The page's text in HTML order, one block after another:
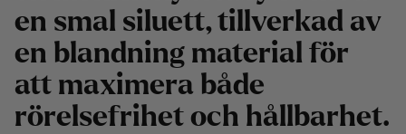
en smal siluett, tillverkad av
en blandning material för
att maximera både
rörelsefrihet och hållbarhet.